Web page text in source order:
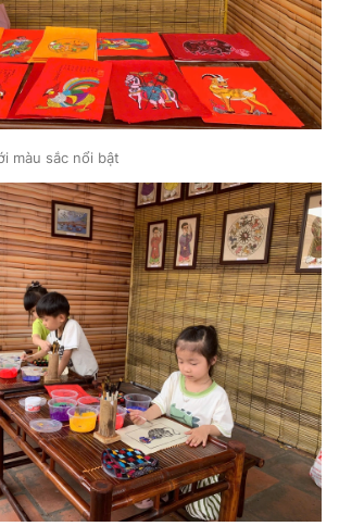
màu sắc nổi bật